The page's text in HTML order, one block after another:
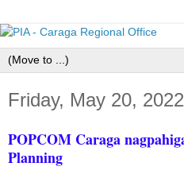
Friday, May 20, 2022
POPCOM Caraga
Planning